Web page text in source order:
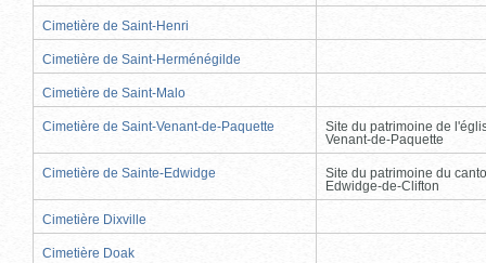
Cimetière de Saint-Henri
Cimetière de Saint-Herménégilde
Cimetière de Saint-Malo
Cimetière de Saint-Venant-de-Paquette
Site du patrimoine de
Venant-de-Paquette
Cimetière de Sainte-Edwidge
Site du patrimoine du
Edwidge-de-Clifton
Cimetière Dixville
Cimetière Doak